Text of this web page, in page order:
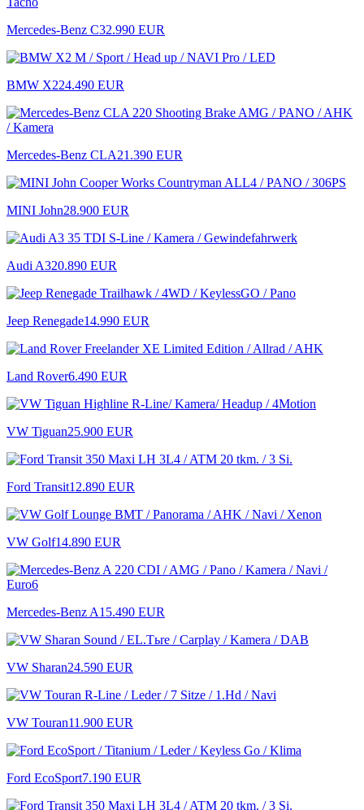
Mercedes-Benz C32.990 EUR
BMW X224.490 EUR
Mercedes-Benz CLA21.390 EUR
MINI John28.900 EUR
Audi A320.890 EUR
Jeep Renegade14.990 EUR
Land Rover6.490 EUR
VW Tiguan25.900 EUR
Ford Transit12.890 EUR
VW Golf14.890 EUR
Mercedes-Benz A15.490 EUR
VW Sharan24.590 EUR
VW Touran11.900 EUR
Ford EcoSport7.190 EUR